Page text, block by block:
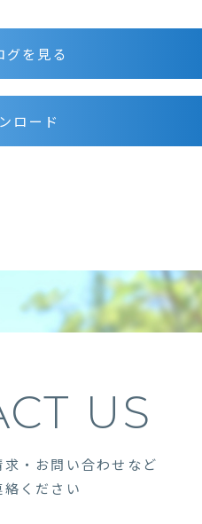
を見る
ロード
US
・お問い合わせなど
ください